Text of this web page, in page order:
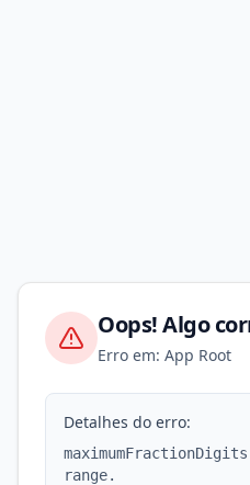
Oops! Algo
Erro em: App Root
Detalhes do erro:
range.